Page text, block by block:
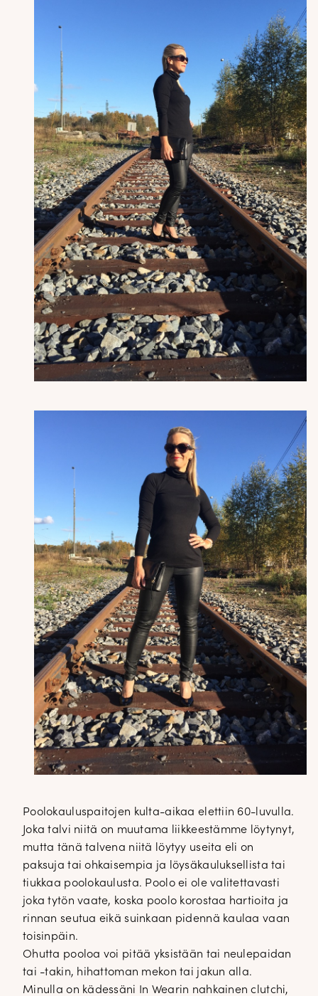
Poolokauluspaitojen kulta-aikaa elettiin 60-luvulla.
Joka talvi niitä on muutama liikkeestämme löytynyt,
mutta tänä talvena niitä löytyy useita eli on
paksuja tai ohkaisempia ja löysäkauluksellista tai
tiukkaa poolokaulusta. Poolo ei ole valitettavasti
joka tytön vaate, koska poolo korostaa hartioita ja
rinnan seutua eikä suinkaan pidennä kaulaa vaan
toisinpäin.
Ohutta pooloa voi pitää yksistään tai neulepaidan
tai -takin, hihattoman mekon tai jakun alla.
Minulla on kädessäni In Wearin nahkainen clutchi,